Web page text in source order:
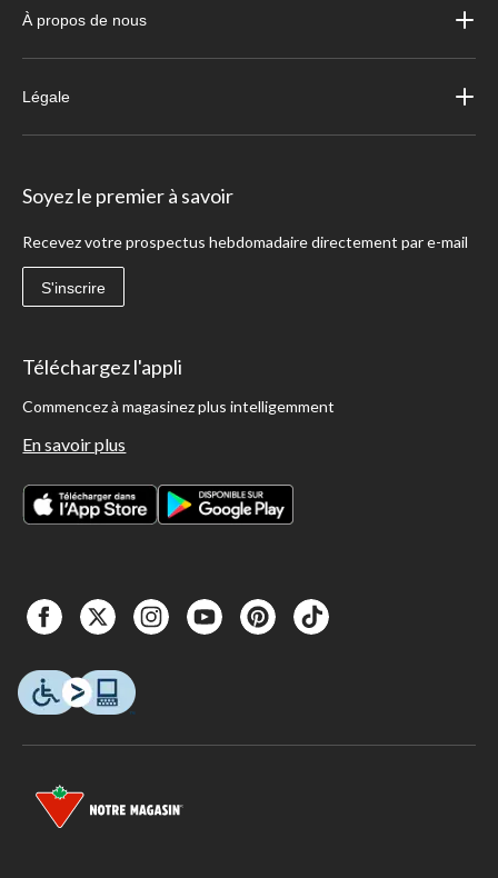
À propos de nous
Légale
Soyez le premier à savoir
Recevez votre prospectus hebdomadaire directement par e-mail
S'inscrire
Téléchargez l'appli
Commencez à magasinez plus intelligemment
En savoir plus